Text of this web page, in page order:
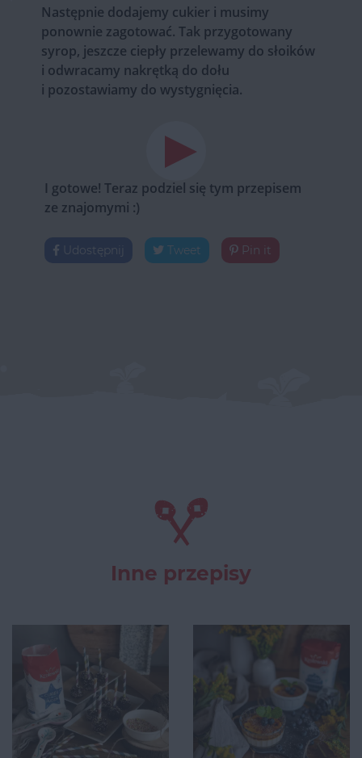
Następnie dodajemy cukier i musimy
ponownie zagotować. Tak przygotowany
syrop, jeszcze ciepły przelewamy do słoików
i odwracamy nakrętką do dołu
i pozostawiamy do wystygnięcia.
I gotowe! Teraz podziel się tym przepisem
ze znajomymi :)
Udostępnij Tweet Pin it
Inne przepisy